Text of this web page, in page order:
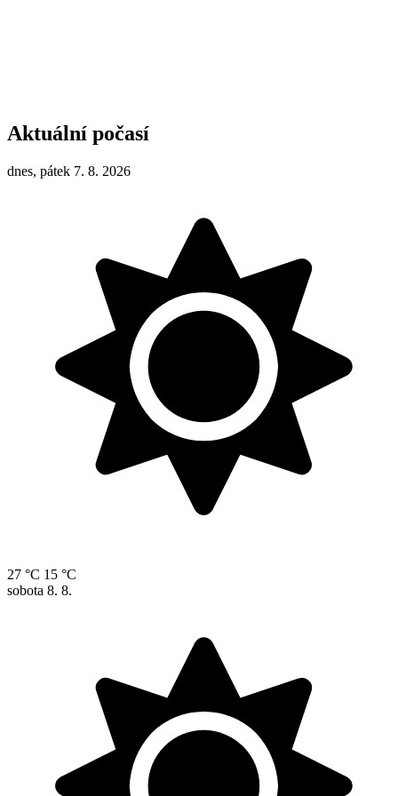
Aktuální počasí
dnes, pátek 7. 8. 2026
27 °C 15 °C
sobota 8. 8.